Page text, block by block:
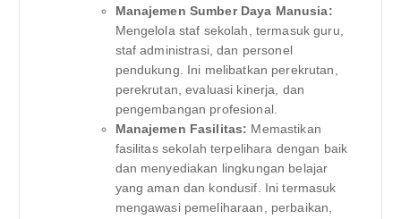
Manajemen Sumber Daya Manusia:
Mengelola staf sekolah, termasuk guru,
staf administrasi, dan personel
pendukung. Ini melibatkan perekrutan,
perekrutan, evaluasi kinerja, dan
pengembangan profesional.
Manajemen Fasilitas: Memastikan
fasilitas sekolah terpelihara dengan baik
dan menyediakan lingkungan belajar
yang aman dan kondusif. Ini termasuk
mengawasi pemeliharaan, perbaikan,